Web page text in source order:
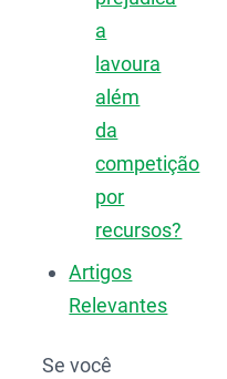
a
lavoura
além
da
competição
por
recursos?
Artigos
Relevantes
Se você